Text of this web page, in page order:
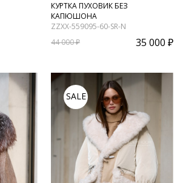
КУРТКА ПУХОВИК БЕЗ
КАПЮШОНА
ZZXX-559095-60-SR-N
44 000 ₽
35 000 ₽
SALE